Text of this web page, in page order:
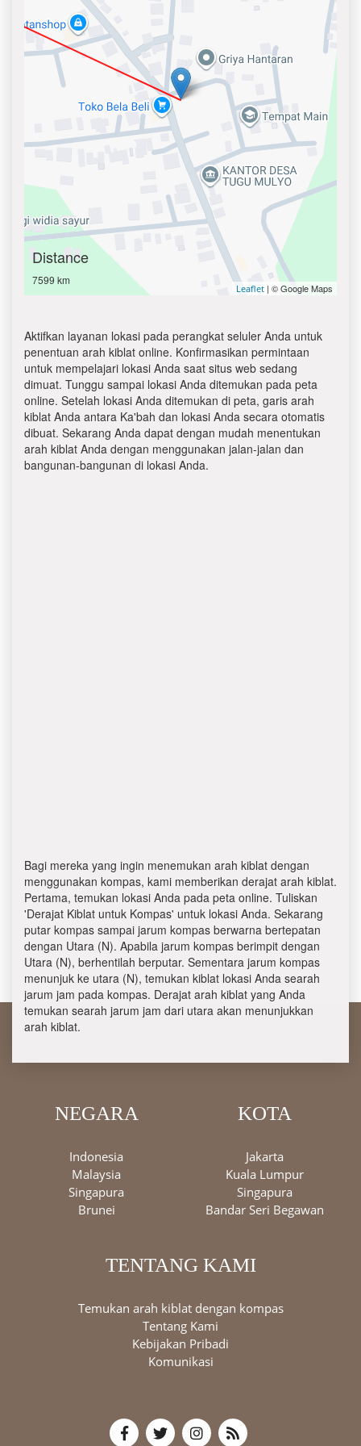
Distance
7599 km
Leaflet | © Google Maps
Aktifkan layanan lokasi pada perangkat seluler Anda untuk
penentuan arah kiblat online. Konfirmasikan permintaan
untuk mempelajari lokasi Anda saat situs web sedang
dimuat. Tunggu sampai lokasi Anda ditemukan pada peta
online. Setelah lokasi Anda ditemukan di peta, garis arah
kiblat Anda antara Ka'bah dan lokasi Anda secara otomatis
dibuat. Sekarang Anda dapat dengan mudah menentukan
arah kiblat Anda dengan menggunakan jalan-jalan dan
bangunan-bangunan di lokasi Anda.
Bagi mereka yang ingin menemukan arah kiblat dengan
menggunakan kompas, kami memberikan derajat arah kiblat.
Pertama, temukan lokasi Anda pada peta online. Tuliskan
'Derajat Kiblat untuk Kompas' untuk lokasi Anda. Sekarang
putar kompas sampai jarum kompas berwarna bertepatan
dengan Utara (N). Apabila jarum kompas berimpit dengan
Utara (N), berhentilah berputar. Sementara jarum kompas
menunjuk ke utara (N), temukan kiblat lokasi Anda searah
jarum jam pada kompas. Derajat arah kiblat yang Anda
temukan searah jarum jam dari utara akan menunjukkan
arah kiblat.
NEGARA
Indonesia
Malaysia
Singapura
Brunei
KOTA
Jakarta
Kuala Lumpur
Singapura
Bandar Seri Begawan
TENTANG KAMI
Temukan arah kiblat dengan kompas
Tentang Kami
Kebijakan Pribadi
Komunikasi